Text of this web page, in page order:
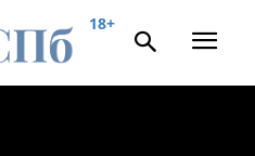
18+